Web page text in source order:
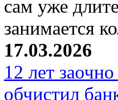
сам уже
занимается
17.03.2026
12 лет
обчистил